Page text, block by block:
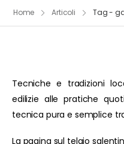
Home Articoli Tag -
Tecniche e tradizioni
edilizie alle pratiche
tecnica pura e semplice
La pagina sul telaio